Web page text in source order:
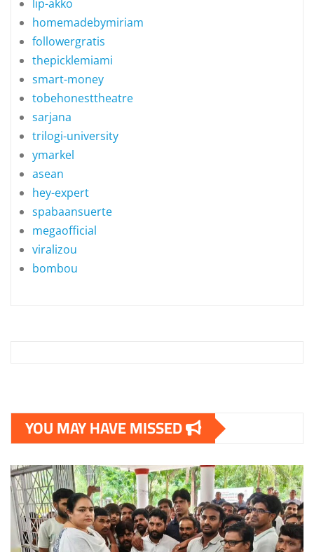
lip-akko
homemadebymiriam
followergratis
thepicklemiami
smart-money
tobehonesttheatre
sarjana
trilogi-university
ymarkel
asean
hey-expert
spabaansuerte
megaofficial
viralizou
bombou
YOU MAY HAVE MISSED